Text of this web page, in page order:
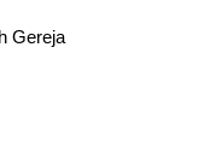
Gereja